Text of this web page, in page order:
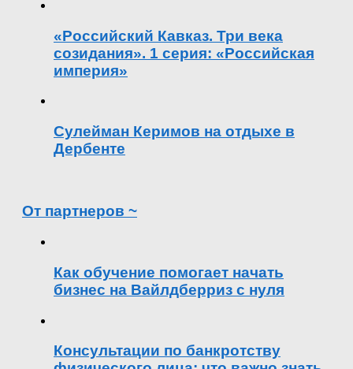
«Российский Кавказ. Три века
созидания». 1 серия: «Российская
империя»
Сулейман Керимов на отдыхе в
Дербенте
От партнеров ~
Как обучение помогает начать
бизнес на Вайлдберриз с нуля
Консультации по банкротству